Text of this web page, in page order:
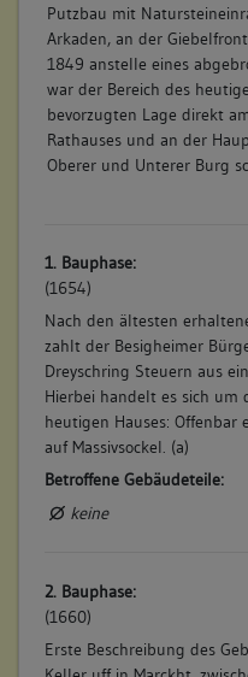
Putzbau mit
Arkaden, an der
1849 anstelle eines
war der Bereich des
bevorzugten Lage direkt
Rathauses und an der
Oberer und Unterer Burg
1. Bauphase:
(1654)
Nach den ältesten
zahlt der Besigheimer
Dreyschring Steuern aus
Hierbei handelt es sich um
heutigen Hauses: Offenbar
auf Massivsockel. (a)
Betroffene Gebäudeteile:
keine
2. Bauphase:
(1660)
Erste Beschreibung des